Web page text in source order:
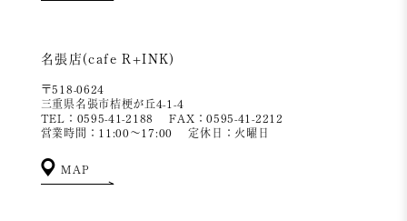
名張店(cafe R+INK)
〒518-0624
三重県名張市桔梗が丘4-1-4
TEL：0595-41-2188
FAX：0595-41-2212
営業時間：11:00～17:00
定休日：火曜日
MAP